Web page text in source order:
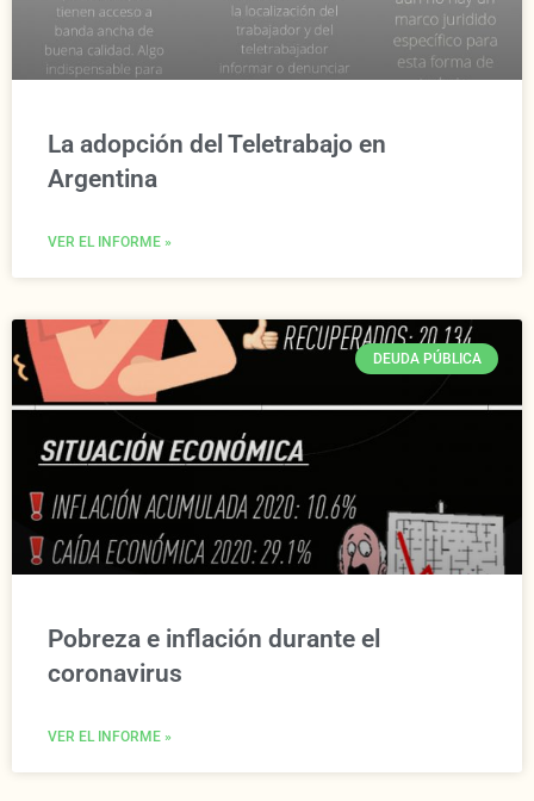
La adopción del Teletrabajo en
Argentina
VER EL INFORME »
DEUDA PÚBLICA
Pobreza e inflación durante el
coronavirus
VER EL INFORME »